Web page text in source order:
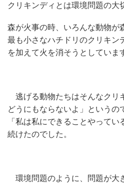
クリキンディとは環境問題の大
森が火事の時、いろんな動物が
最も小さなハチドリのクリキン
を加えて火を消そうとしていま
逃げる動物たちはそんなクリ
どうにもならないよ」というの
「私は私にできることやって
続けたのでした。
環境問題のように、問題が大